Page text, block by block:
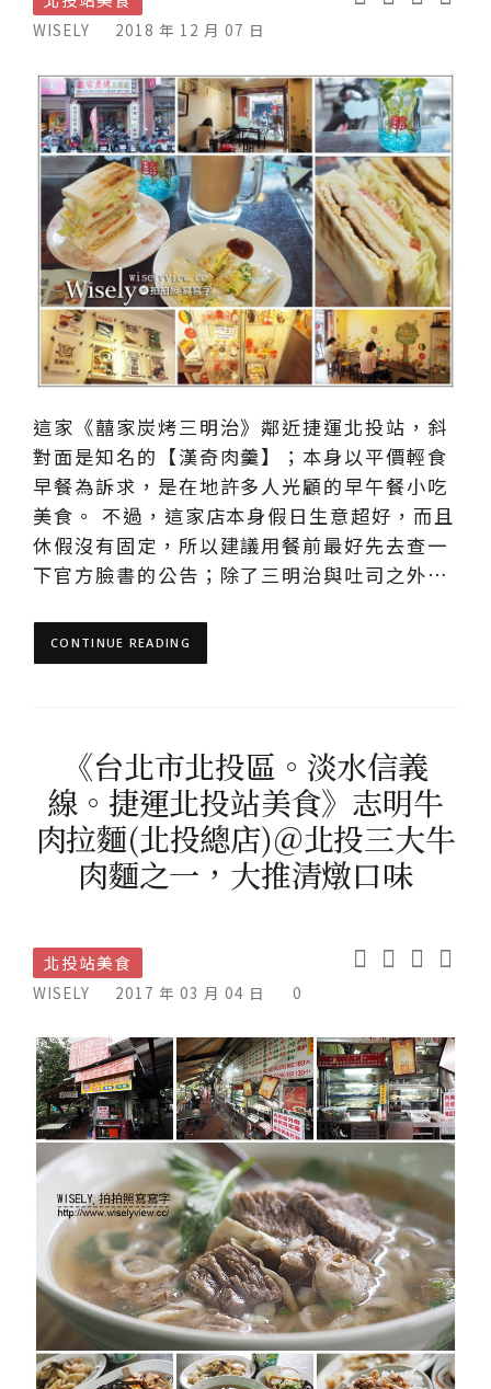
WISELY 2018 年 12 月 07 日
這家《囍家炭烤三明治》鄰近捷運北投站，斜
對面是知名的【漢奇肉羹】；本身以平價輕食
早餐為訴求，是在地許多人光顧的早午餐小吃
美食。 不過，這家店本身假日生意超好，而且
休假沒有固定，所以建議用餐前最好先去查一
下官方臉書的公告；除了三明治與吐司之外…
CONTINUE READING
《台北市北投區。淡水信義
線。捷運北投站美食》志明牛
肉拉麵(北投總店)＠北投三大牛
肉麵之一，大推清燉口味
北投站美食
WISELY 2017 年 03 月 04 日 0